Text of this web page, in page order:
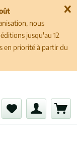
nous
jusqu'au 12
en priorité à partir du